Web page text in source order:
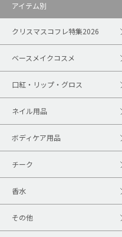
アイテム別
クリスマスコフレ特集2026
ベースメイクコスメ
口紅・リップ・グロス
ネイル用品
ボディケア用品
チーク
香水
その他